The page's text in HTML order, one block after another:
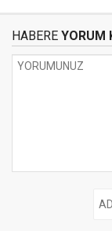
HABERE YORUM